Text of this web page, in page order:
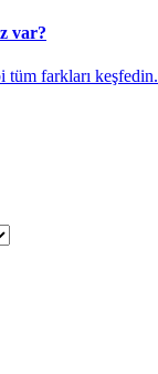
var?
farkları keşfedin.